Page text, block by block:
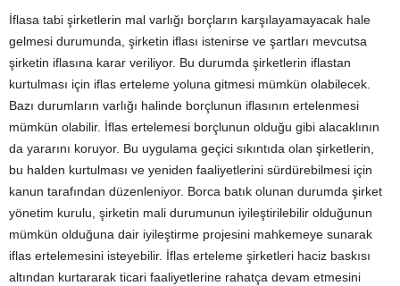
İflasa tabi şirketlerin mal varlığı borçların karşılayamayacak hale
gelmesi durumunda, şirketin iflası istenirse ve şartları mevcutsa
şirketin iflasına karar veriliyor. Bu durumda şirketlerin iflastan
kurtulması için iflas erteleme yoluna gitmesi mümkün olabilecek.
Bazı durumların varlığı halinde borçlunun iflasının ertelenmesi
mümkün olabilir. İflas ertelemesi borçlunun olduğu gibi alacaklının
da yararını koruyor. Bu uygulama geçici sıkıntıda olan şirketlerin,
bu halden kurtulması ve yeniden faaliyetlerini sürdürebilmesi için
kanun tarafından düzenleniyor. Borca batık olunan durumda şirket
yönetim kurulu, şirketin mali durumunun iyileştirilebilir olduğunun
mümkün olduğuna dair iyileştirme projesini mahkemeye sunarak
iflas ertelemesini isteyebilir. İflas erteleme şirketleri haciz baskısı
altından kurtararak ticari faaliyetlerine rahatça devam etmesini